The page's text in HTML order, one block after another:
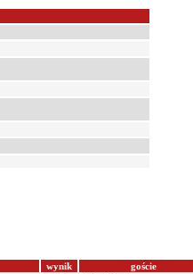
wynik goście